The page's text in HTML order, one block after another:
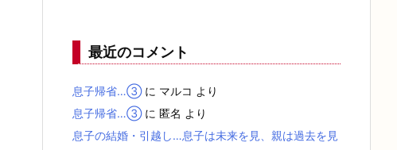
最近のコメント
息子帰省…③に マルコ より
息子帰省…③に 匿名 より
息子の結婚・引越し…息子は未来を見、親は過去を見